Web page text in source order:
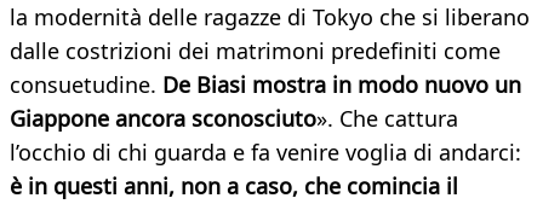
la modernità delle ragazze di Tokyo che si liberano
dalle costrizioni dei matrimoni predefiniti come
consuetudine. De Biasi mostra in modo nuovo un
Giappone ancora sconosciuto». Che cattura
l’occhio di chi guarda e fa venire voglia di andarci:
è in questi anni, non a caso, che comincia il